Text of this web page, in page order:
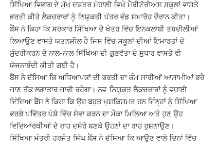
ਸਿੱਖਿਆ ਵਿਭਾਗ ਦੇ ਮੁੱਖ ਦਫਤਰ ਮੋਹਾਲੀ ਵਿਖੇ ਮੈਰੀਟੋਰੀਅਸ ਸਕੂਲਾਂ ਵਾਸਤੇ
ਭਰਤੀ ਕੀਤੇ ਲੈਕਚਰਾਰਾਂ ਨੂੰ ਨਿਯੁਕਤੀ ਪੱਤਰ ਵੰਡ ਸਮਾਰੋਹ ਦੌਰਾਨ ਕੀਤਾ।
ਬੈਂਸ ਨੇ ਕਿਹਾ ਕਿ ਸਰਕਾਰ ਸਿੱਖਿਆ ਦੇ ਖੇਤਰ ਵਿੱਚ ਇਨਕਲਾਬੀ ਤਬਦੀਲੀਆਂ
ਲਿਆਉਣ ਵਾਸਤੇ ਯਤਨਸ਼ੀਲ ਹੈ ਜਿਸ ਵਿੱਚ ਸਕੂਲਾਂ ਦੀਆਂ ਇਮਾਰਤਾਂ ਦੇ
ਸੁੰਦਰੀਕਰਨ ਦੇ ਨਾਲ-ਨਾਲ ਸਿੱਖਿਆ ਦੀ ਗੁਣਵੱਤਾ ਦੇ ਸੁਧਾਰ ਵਾਸਤੇ ਵੀ
ਯੋਜਨਾਬੰਦੀ ਕੀਤੀ ਗਈ ਹੈ।
ਬੈਂਸ ਨੇ ਦੱਸਿਆ ਕਿ ਅਧਿਆਪਕਾਂ ਦੀ ਭਰਤੀ ਦਾ ਕੰਮ ਸਾਰੀਆਂ ਆਸਾਮੀਆਂ ਭਰੇ
ਜਾਣ ਤੱਕ ਲਗਾਤਾਰ ਜਾਰੀ ਰਹੇਗਾ। ਨਵ-ਨਿਯੁਕਤ ਲੈਕਚਰਾਰਾਂ ਨੂੰ ਵਧਾਈ
ਦਿੰਦਿਆ ਬੈਂਸ ਨੇ ਕਿਹਾ ਕਿ ਉਹ ਬਹੁਤ ਖੁਸ਼ਕਿਸਮਤ ਹਨ ਜਿੰਨ੍ਹਾਂ ਨੂੰ ਸਿੱਖਿਆ
ਵਰਗੇ ਪਵਿੱਤਰ ਪੇਸ਼ੇ ਵਿੱਚ ਸੇਵਾ ਕਰਨ ਦਾ ਮੌਕਾ ਮਿਲਿਆ ਅਤੇ ਹੁਣ ਉਹ
ਵਿਦਿਆਰਥੀਆਂ ਦੇ ਰਾਹ ਦਸੇਰੇ ਬਣਕੇ ਉਹਨਾਂ ਦਾ ਰਾਹ ਰੁਸ਼ਨਾਉਣ।
ਸਿੱਖਿਆ ਮੰਤਰੀ ਹਰਜੋਤ ਸਿੰਘ ਬੈਂਸ ਨੇ ਦੱਸਿਆ ਕਿ ਆਉਣ ਵਾਲੇ ਦਿਨਾਂ ਵਿੱਚ